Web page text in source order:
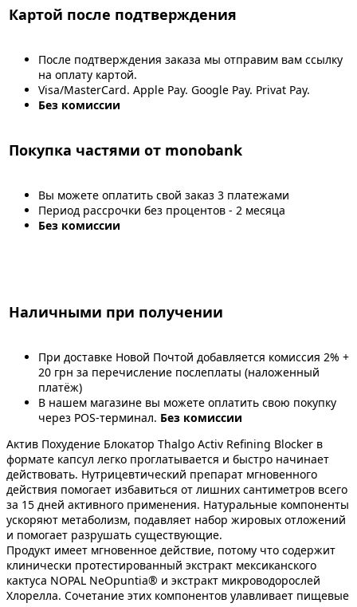
Картой после подтверждения
После подтверждения заказа мы отправим вам ссылку
на оплату картой.
Visa/MasterCard. Apple Pay. Google Pay. Privat Pay.
Без комиссии
Покупка частями от monobank
Вы можете оплатить свой заказ 3 платежами
Период рассрочки без процентов - 2 месяца
Без комиссии
Наличными при получении
При доставке Новой Почтой добавляется комиссия 2% +
20 грн за перечисление послеплаты (наложенный
платёж)
В нашем магазине вы можете оплатить свою покупку
через POS-терминал. Без комиссии
Актив Похудение Блокатор Thalgo Activ Refining Blocker в
формате капсул легко проглатывается и быстро начинает
действовать. Нутрицевтический препарат мгновенного
действия помогает избавиться от лишних сантиметров всего
за 15 дней активного применения. Натуральные компоненты
ускоряют метаболизм, подавляет набор жировых отложений
и помогает разрушать существующие.
Продукт имеет мгновенное действие, потому что содержит
клинически протестированный экстракт мексиканского
кактуса NOPAL NeOpuntia® и экстракт микроводорослей
Хлорелла. Сочетание этих компонентов улавливает пищевые